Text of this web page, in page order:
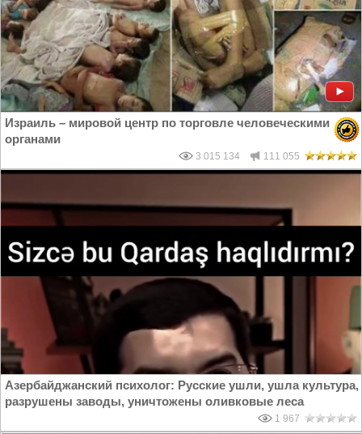
Израиль – мировой центр по торговле человеческими
органами
3 015 134 111 055
Азербайджанский психолог: Русские ушли, ушла культура,
разрушены заводы, уничтожены оливковые леса
1 967